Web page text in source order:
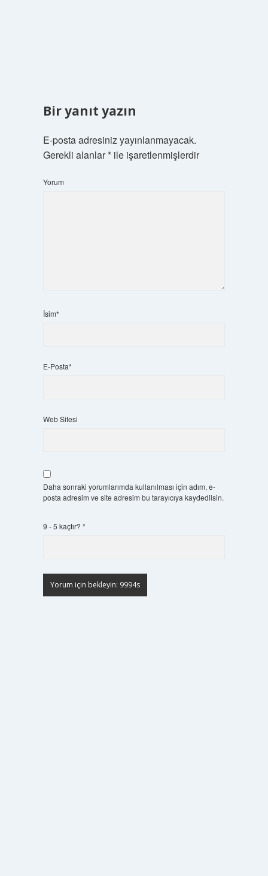
Bir yanıt yazın
E-posta adresiniz yayınlanmayacak.
Gerekli alanlar*ile işaretlenmişlerdir
Yorum
İsim*
E-Posta*
Web Sitesi
Daha sonraki yorumlarımda kullanılması için adım, e-
posta adresim ve site adresim bu tarayıcıya kaydedilsin.
9 - 5 kaçtır? *